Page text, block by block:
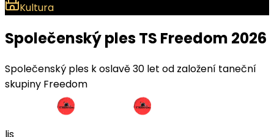
Kultura
Společenský ples TS Freedom 2026
Společenský ples k oslavě 30 let od založení taneční
skupiny Freedom
lis